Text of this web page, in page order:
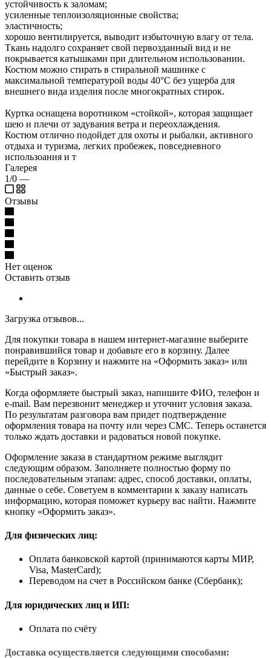
устойчивость к заломам;
усиленные теплоизоляционные свойства;
эластичность;
хорошо вентилируется, выводит избыточную влагу от тела.
Ткань надолго сохраняет свой первозданный вид и не
покрывается катышками при длительном использовании.
Костюм можно стирать в стиральной машинке с
максимальной температурой воды 40°С без ущерба для
внешнего вида изделия после многократных стирок.
Куртка оснащена воротником «стойкой», которая защищает
шею и плечи от задувания ветра и переохлаждения.
Костюм отлично подойдет для охоты и рыбалки, активного
отдыха и туризма, легких пробежек, повседневного
использоания и т
Галерея
1/0 —
Отзывы
Нет оценок
Оставить отзыв
Загрузка отзывов...
Для покупки товара в нашем интернет-магазине выберите
понравившийся товар и добавьте его в корзину. Далее
перейдите в Корзину и нажмите на «Оформить заказ» или
«Быстрый заказ».
Когда оформляете быстрый заказ, напишите ФИО, телефон и
e-mail. Вам перезвонит менеджер и уточнит условия заказа.
По результатам разговора вам придет подтверждение
оформления товара на почту или через СМС. Теперь останется
только ждать доставки и радоваться новой покупке.
Оформление заказа в стандартном режиме выглядит
следующим образом. Заполняете полностью форму по
последовательным этапам: адрес, способ доставки, оплаты,
данные о себе. Советуем в комментарии к заказу написать
информацию, которая поможет курьеру вас найти. Нажмите
кнопку «Оформить заказ».
Для физических лиц:
Оплата банковской картой (принимаются карты МИР,
Visa, MasterCard);
Переводом на счет в Российском банке (Сбербанк);
Для юридических лиц и ИП:
Оплата по счёту
Доставка осуществляется следующими способами: